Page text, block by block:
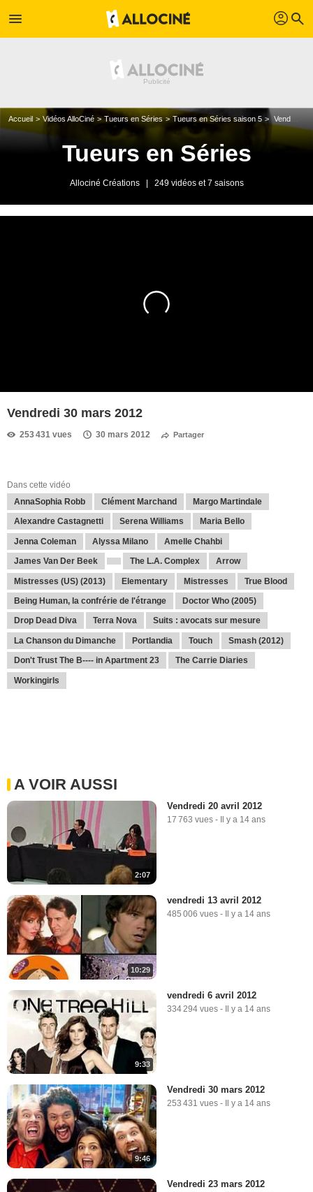
menu profil search
Accueil Vidéos AlloCiné Tueurs en Séries Tueurs en Séries saison 5 Vendredi 30 mars 2012
Tueurs en Séries
Allociné Créations 249 vidéos et 7 saisons
Vendredi 30 mars 2012
253 431 vues 30 mars 2012 Partager
Dans cette vidéo
AnnaSophia Robb
Clément Marchand Margo Martindale
Alexandre Castagnetti Serena Williams Maria Bello
Jenna Coleman Alyssa Milano Amelle Chahbi
James Van Der Beek The L.A. Complex Arrow
Mistresses (US) (2013) Elementary Mistresses True Blood
Being Human, la confrérie de l'étrange Doctor Who (2005)
Drop Dead Diva Terra Nova Suits : avocats sur mesure
La Chanson du Dimanche Portlandia Touch Smash (2012)
Don't Trust The B---- in Apartment 23 The Carrie Diaries
Workingirls
A VOIR AUSSI
2:07
Vendredi 20 avril 2012
17 763 vues - Il y a 14 ans
10:29
vendredi 13 avril 2012
485 006 vues - Il y a 14 ans
9:33
vendredi 6 avril 2012
334 294 vues - Il y a 14 ans
9:46
Vendredi 30 mars 2012
253 431 vues - Il y a 14 ans
Vendredi 23 mars 2012